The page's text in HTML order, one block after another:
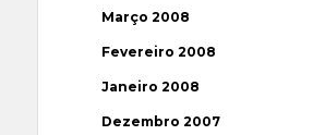
Março 2008
Fevereiro 2008
Janeiro 2008
Dezembro 2007